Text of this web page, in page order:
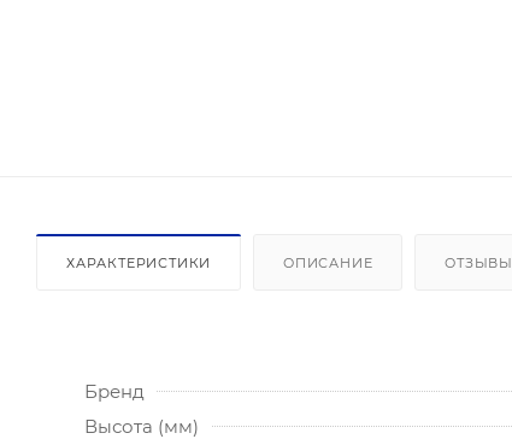
ХАРАКТЕРИСТИКИ ОПИСАНИЕ ОТЗЫВЫ
Бренд
Высота (мм)